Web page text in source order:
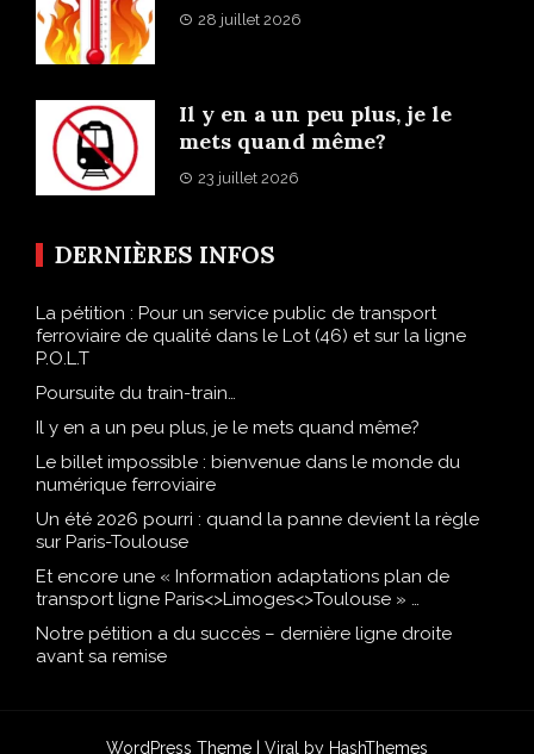
28 juillet 2026
Il y en a un peu plus, je le
mets quand même?
23 juillet 2026
DERNIÈRES INFOS
La pétition : Pour un service public de transport
ferroviaire de qualité dans le Lot (46) et sur la ligne
P.O.L.T
Poursuite du train-train…
Il y en a un peu plus, je le mets quand même?
Le billet impossible : bienvenue dans le monde du
numérique ferroviaire
Un été 2026 pourri : quand la panne devient la règle
sur Paris-Toulouse
Et encore une « Information adaptations plan de
transport ligne Paris<>Limoges<>Toulouse » …
Notre pétition a du succès – dernière ligne droite
avant sa remise
WordPress Theme | Viral by HashThemes